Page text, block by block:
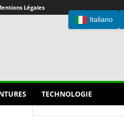
Légales
TECHNOLOGIE
Italiano